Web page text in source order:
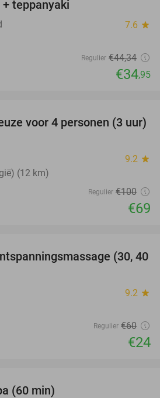
teppanyaki
7.6 star
Regulier €44,34
€34,95
31%
voor 4 personen (3 uur)
9.2 star
(12 km)
Regulier €100
€69
60%
(30, 40
9.2 star
Regulier €60
€24
(60 min)